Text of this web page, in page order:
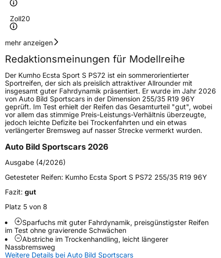
Zoll20
Geschwindigkeitsindex
Lastindex 92
Höchstlast630 kg
Generelle Merkmale
FahrzeugtypPKW
VerwendungSommerreifen
ModellnameEcsta Sport S PS72
Fahrzeugart PKW & SUV
Weitere Eigenschaften
SchlauchtypTL
ZustandNeureifen
mehr anzeigen
Redaktionsmeinungen für Modellreihe
Der Kumho Ecsta Sport S PS72 ist ein sommerorientierter
Sportreifen, der sich als preislich attraktiver Allrounder mit
insgesamt guter Fahrdynamik präsentiert. Er wurde im Jahr 2026
von Auto Bild Sportscars in der Dimension 255/35 R19 96Y
geprüft. Im Test erhielt der Reifen das Gesamturteil "gut", wobei
vor allem das stimmige Preis-Leistungs-Verhältnis überzeugte,
jedoch leichte Defizite bei Trockenfahrten und ein etwas
verlängerter Bremsweg auf nasser Strecke vermerkt wurden.
Auto Bild Sportscars 2026
Ausgabe (4/2026)
Getesteter Reifen: Kumho Ecsta Sport S PS72 255/35 R19 96Y
Fazit: gut
Platz 5 von 8
Sparfuchs mit guter Fahrdynamik, preisgünstigster Reifen
im Test ohne gravierende Schwächen
Abstriche im Trockenhandling, leicht längerer
Nassbremsweg
Weitere Details bei Auto Bild Sportscars